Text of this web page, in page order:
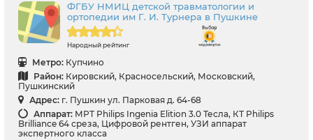
ФГБУ НМИЦ детской травматологии и
ортопедии им Г. И. Турнера в Пушкине
Народный рейтинг
Метро: Купчино
Район: Кировский, Красносельский, Московский,
Пушкинский
Адрес: г. Пушкин ул. Парковая д. 64-68
Аппарат: МРТ Philips Ingenia Elition 3.0 Тесла, КТ Philips
Brilliance 64 среза, Цифровой рентген, УЗИ аппарат
экспертного класса